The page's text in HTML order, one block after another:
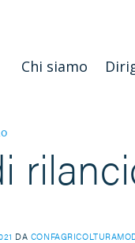
Chi siamo
DA